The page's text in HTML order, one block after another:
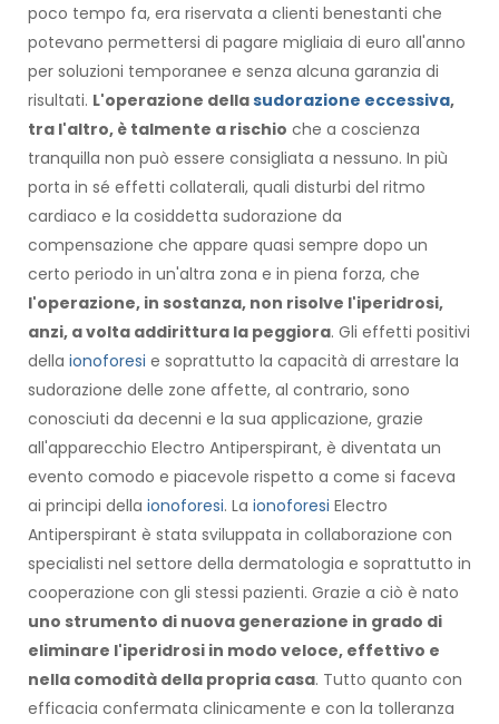
poco tempo fa, era riservata a clienti benestanti che
potevano permettersi di pagare migliaia di euro all'anno
per soluzioni temporanee e senza alcuna garanzia di
risultati. L'operazione dellasudorazione eccessiva,
tra l'altro, è talmente a rischio che a coscienza
tranquilla non può essere consigliata a nessuno. In più
porta in sé effetti collaterali, quali disturbi del ritmo
cardiaco e la cosiddetta sudorazione da
compensazione che appare quasi sempre dopo un
certo periodo in un'altra zona e in piena forza, che
l'operazione, in sostanza, non risolve l'iperidrosi,
anzi, a volta addirittura la peggiora. Gli effetti positivi
della ionoforesi e soprattutto la capacità di arrestare la
sudorazione delle zone affette, al contrario, sono
conosciuti da decenni e la sua applicazione, grazie
all'apparecchio Electro Antiperspirant, è diventata un
evento comodo e piacevole rispetto a come si faceva
ai principi della ionoforesi. La ionoforesi Electro
Antiperspirant è stata sviluppata in collaborazione con
specialisti nel settore della dermatologia e soprattutto in
cooperazione con gli stessi pazienti. Grazie a ciò è nato
uno strumento di nuova generazione in grado di
eliminare l'iperidrosi in modo veloce, effettivo e
nella comodità della propria casa. Tutto quanto con
efficacia confermata clinicamente e con la tolleranza